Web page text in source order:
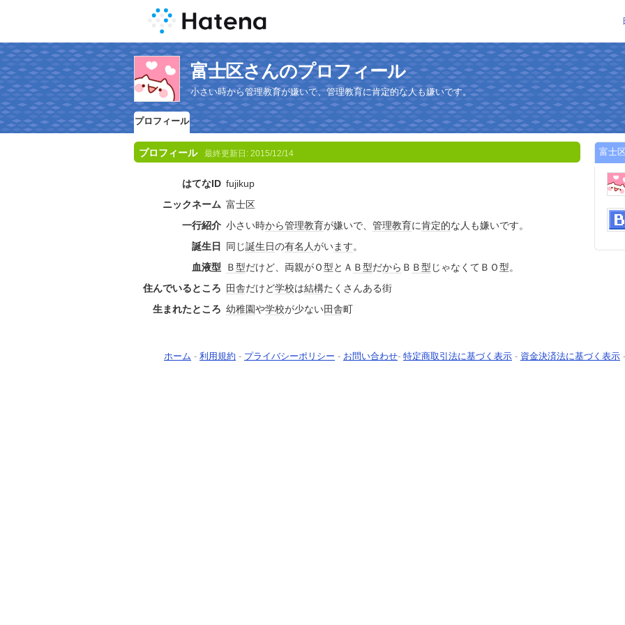
富士区さんのプロフィール
小さい時から管理教育が嫌いで、管理教育に肯定的な人も嫌いです。
プロフィール
プロフィール 最終更新日: 2015/12/14
はてなID fujikup
ニックネーム 富士区
一行紹介 小さい時から管理教育が嫌いで、 管理教育に肯定的な人も嫌いです。
誕生日
同じ誕生日の有名人がいます。
血液型
Ｂ型だけど、両親がＯ型とＡ Ｂ型だから Ｂ Ｂ型 じゃなくてＢＯ型。
住んでいるところ
田舎だけど学校は結構たくさんある街
生まれたところ 幼稚園や学校が少ない田舎町
富士
ホーム - 利用規約 - プライバシーポリシー - お問い合わせ- 特定商取引法に基づく表示 - 資金決済法に基づく表示 -